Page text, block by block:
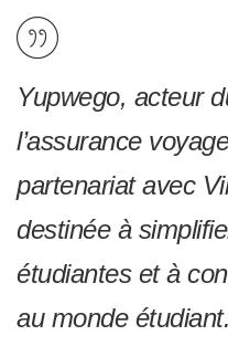
Yupwego, acteur
l’assurance
partenariat avec
destinée à
étudiantes et à
au monde